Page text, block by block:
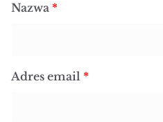
Nazwa *
Adres email *